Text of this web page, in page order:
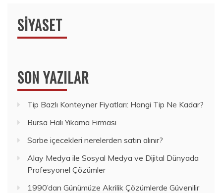
SIYASET
SON YAZILAR
Tip Bazlı Konteyner Fiyatları: Hangi Tip Ne Kadar?
Bursa Halı Yıkama Firması
Sorbe içecekleri nerelerden satın alınır?
Alay Medya ile Sosyal Medya ve Dijital Dünyada
Profesyonel Çözümler
1990’dan Günümüze Akrilik Çözümlerde Güvenilir